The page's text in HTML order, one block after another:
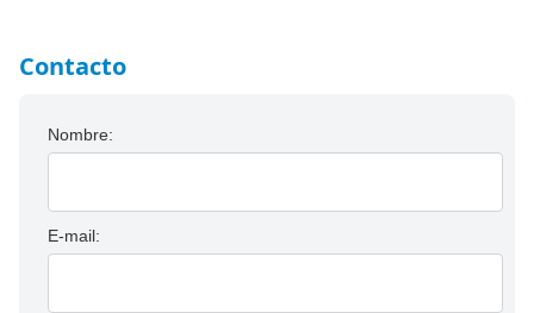
Contacto
Nombre:
E-mail: